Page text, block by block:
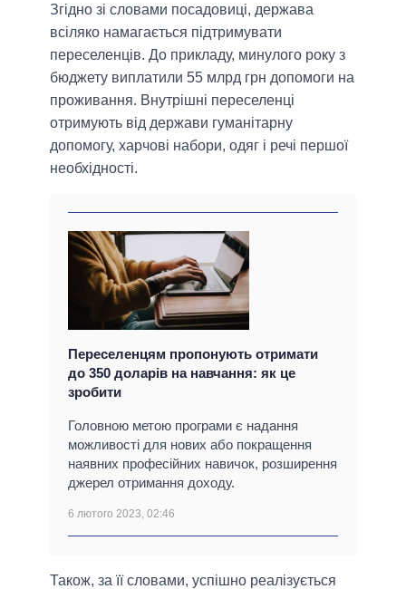
Згідно зі словами посадовиці, держава
всіляко намагається підтримувати
переселенців. До прикладу, минулого року з
бюджету виплатили 55 млрд грн допомоги на
проживання. Внутрішні переселенці
отримують від держави гуманітарну
допомогу, харчові набори, одяг і речі першої
необхідності.
Переселенцям пропонують отримати
до 350 доларів на навчання: як це
зробити
Головною метою програми є надання
можливості для нових або покращення
наявних професійних навичок, розширення
джерел отримання доходу.
6 лютого 2023, 02:46
Також, за її словами, успішно реалізується